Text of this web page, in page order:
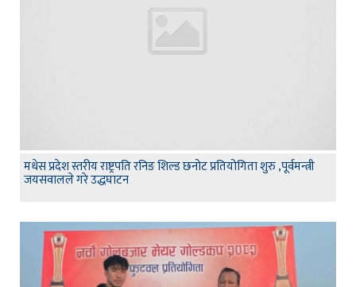
मधेस प्रदेश स्तरीय राष्ट्रपति रनिङ शिल्ड छनोट प्रतियोगिता शुरु ,पूर्वमन्त्री
जयसवालले गरे उद्धघाटन